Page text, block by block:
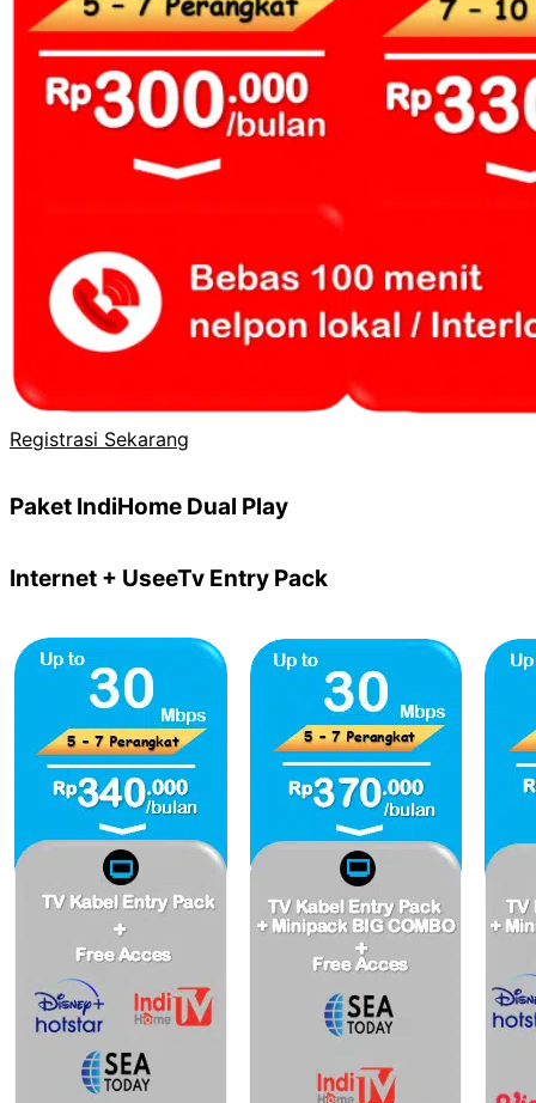
Registrasi Sekarang
Paket IndiHome Dual Play
Internet + UseeTv Entry Pack